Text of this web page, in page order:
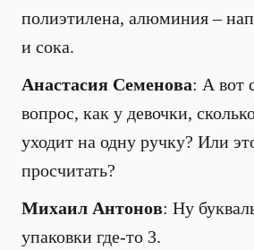
полиэтилена, алюминия –
и сока.
Анастасия Семенова: А вот
вопрос, как у девочки,
уходит на одну ручку? Или
просчитать?
Михаил Антонов: Ну
упаковки где-то 3.